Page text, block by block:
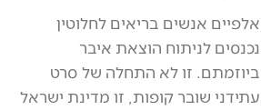
אלפיים אנשים בריאים לחלוטין
נכנסים לניתוח הוצאת איבר
ביוזמתם. זו לא התחלה של סרט
עתידני שובר קופות, זו מדינת ישראל